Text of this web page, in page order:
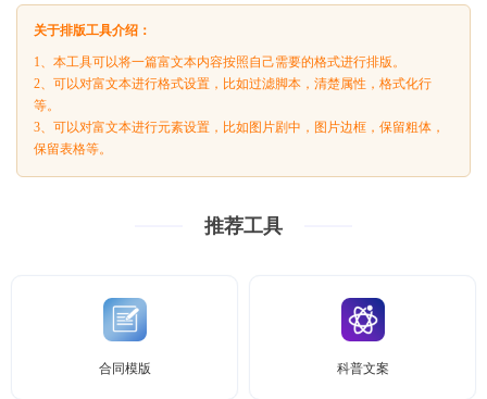
关于排版工具介绍：
1、本工具可以将一篇富文本内容按照自己需要的格式进行排版。
2、可以对富文本进行格式设置，比如过滤脚本，清楚属性，格式化行
等。
3、可以对富文本进行元素设置，比如图片剧中，图片边框，保留粗体，
保留表格等。
推荐工具
合同模版 科普文案